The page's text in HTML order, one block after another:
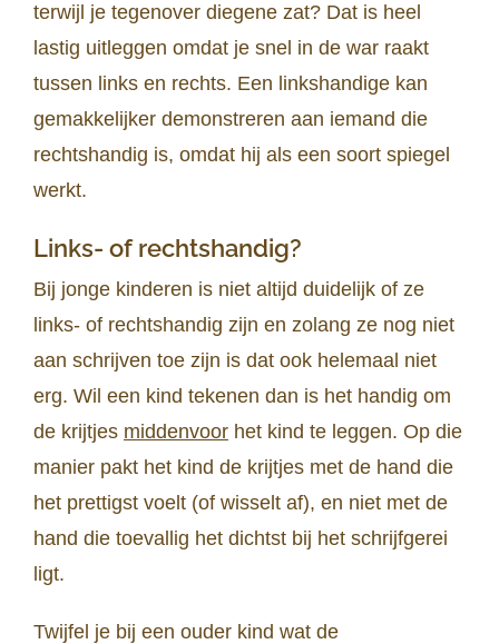
terwijl je tegenover diegene zat? Dat is heel
lastig uitleggen omdat je snel in de war raakt
tussen links en rechts. Een linkshandige kan
gemakkelijker demonstreren aan iemand die
rechtshandig is, omdat hij als een soort spiegel
werkt.
Links- of rechtshandig?
Bij jonge kinderen is niet altijd duidelijk of ze
links- of rechtshandig zijn en zolang ze nog niet
aan schrijven toe zijn is dat ook helemaal niet
erg. Wil een kind tekenen dan is het handig om
de krijtjes middenvoor het kind te leggen. Op die
manier pakt het kind de krijtjes met de hand die
het prettigst voelt (of wisselt af), en niet met de
hand die toevallig het dichtst bij het schrijfgerei
ligt.
Twijfel je bij een ouder kind wat de